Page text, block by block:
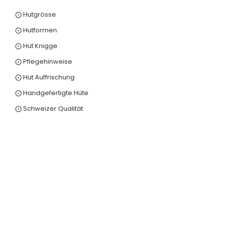
⨀ Hutgrösse
⨀ Hutformen
⨀ Hut Knigge
⨀ Pflegehinweise
⨀ Hut Auffrischung
⨀ Handgefertigte Hüte
⨀ Schweizer Qualität